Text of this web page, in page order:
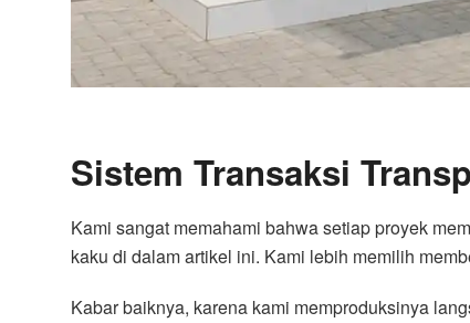
Sistem Transaksi
Kami sangat memahami bahwa setiap proyek
kaku di dalam artikel ini. Kami lebih memilih
Kabar baiknya, karena kami memproduksinya